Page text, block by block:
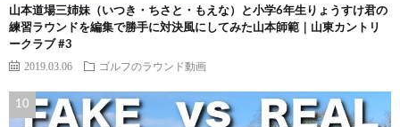
山本道場三姉妹（いつき・ちさと・もえな）と小学6年生りょうすけ君の
練習ラウンドを編集で勝手に対決風にしてみた山本師範｜山東カントリ
ークラブ #3
2019.03.06 ゴルフのラウンド動画